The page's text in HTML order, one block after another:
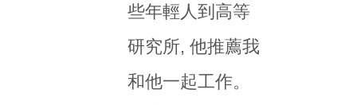
些年輕人到高等
研究所, 他推薦我
和他一起工作。